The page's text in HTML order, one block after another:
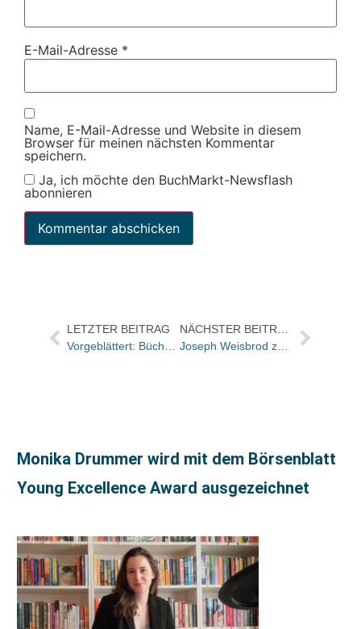
E-Mail-Adresse *
Name, E-Mail-Adresse und Website in diesem
Browser für meinen nächsten Kommentar
speichern.
Ja, ich möchte den BuchMarkt-Newsflash
abonnieren
LETZTER BEITRAG
Vorgeblättert: Bücher und Autor:innen im Freitag
NÄCHSTER BEITRAG
Joseph Weisbrod zum 125. Geburtstag des Verlegers Dr. Alfred Hüthig und dem 100-jährigen Verlagsjubiläum
Monika Drummer wird mit dem Börsenblatt
Young Excellence Award ausgezeichnet